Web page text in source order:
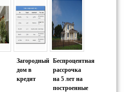
Загородный
дом в
кредит
Беспроцентная
рассрочка
на 5 лет на
построенные